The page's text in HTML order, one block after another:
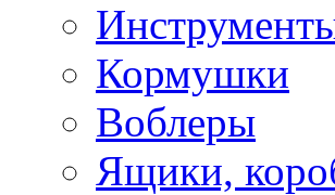
Кормушки
Воблеры
Ящики,